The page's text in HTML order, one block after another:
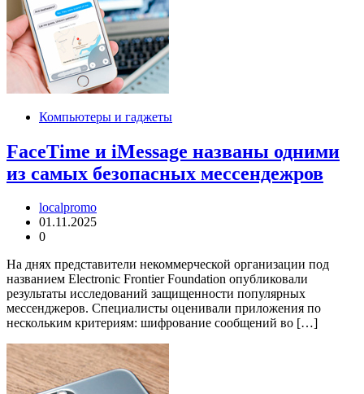
Компьютеры и гаджеты
FaceTime и iMessage названы одними
из самых безопасных мессендежров
localpromo
01.11.2025
0
На днях представители некоммерческой организации под
названием Electronic Frontier Foundation опубликовали
результаты исследований защищенности популярных
мессенджеров. Специалисты оценивали приложения по
нескольким критериям: шифрование сообщений во […]